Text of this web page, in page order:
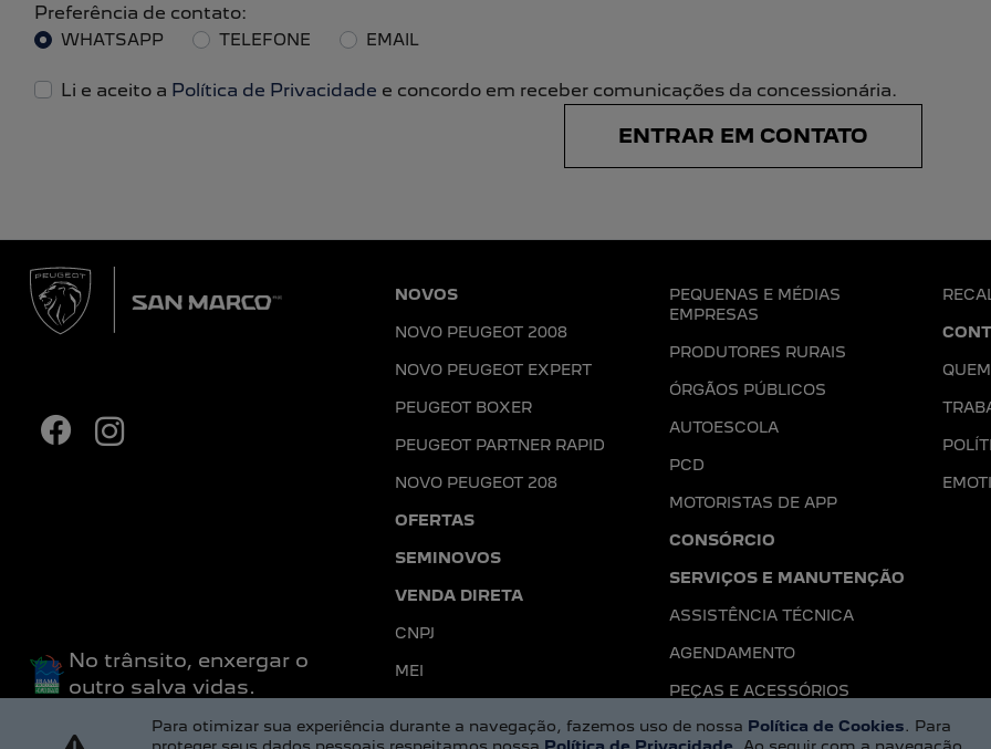
Preferência de contato:
WHATSAPP TELEFONE EMAIL
Li e aceito a Política de Privacidade e concordo em receber comunicações da concessionária.
ENTRAR EM CONTATO
No trânsito, enxergar o
outro salva vidas.
NOVOS
NOVO PEUGEOT 2008
NOVO PEUGEOT EXPERT
PEUGEOT BOXER
PEUGEOT PARTNER RAPID
NOVO PEUGEOT 208
OFERTAS
SEMINOVOS
VENDA DIRETA
CNPJ
MEI
PEQUENAS E MÉDIAS
EMPRESAS
PRODUTORES RURAIS
ÓRGÃOS PÚBLICOS
AUTOESCOLA
PCD
MOTORISTAS DE APP
CONSÓRCIO
SERVIÇOS E MANUTENÇÃO
ASSISTÊNCIA TÉCNICA
AGENDAMENTO
PEÇAS E ACESSÓRIOS
Para otimizar sua experiência durante a navegação, fazemos uso de nossa Política de Cookies. Para